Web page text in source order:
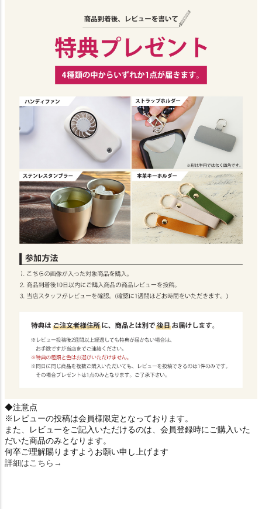
◆注意点
※レビューの投稿は会員様限定となっております。
また、レビューをご記入いただけるのは、会員登録時にご購入いた
だいた商品のみとなります。
何卒ご理解賜りますようお願い申し上げます
詳細はこちら→